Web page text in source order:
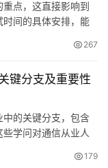
点，这直接影响到
间的具体安排，能
267
键分支及重要性
的关键分支，包含
学问对通信从业人
179